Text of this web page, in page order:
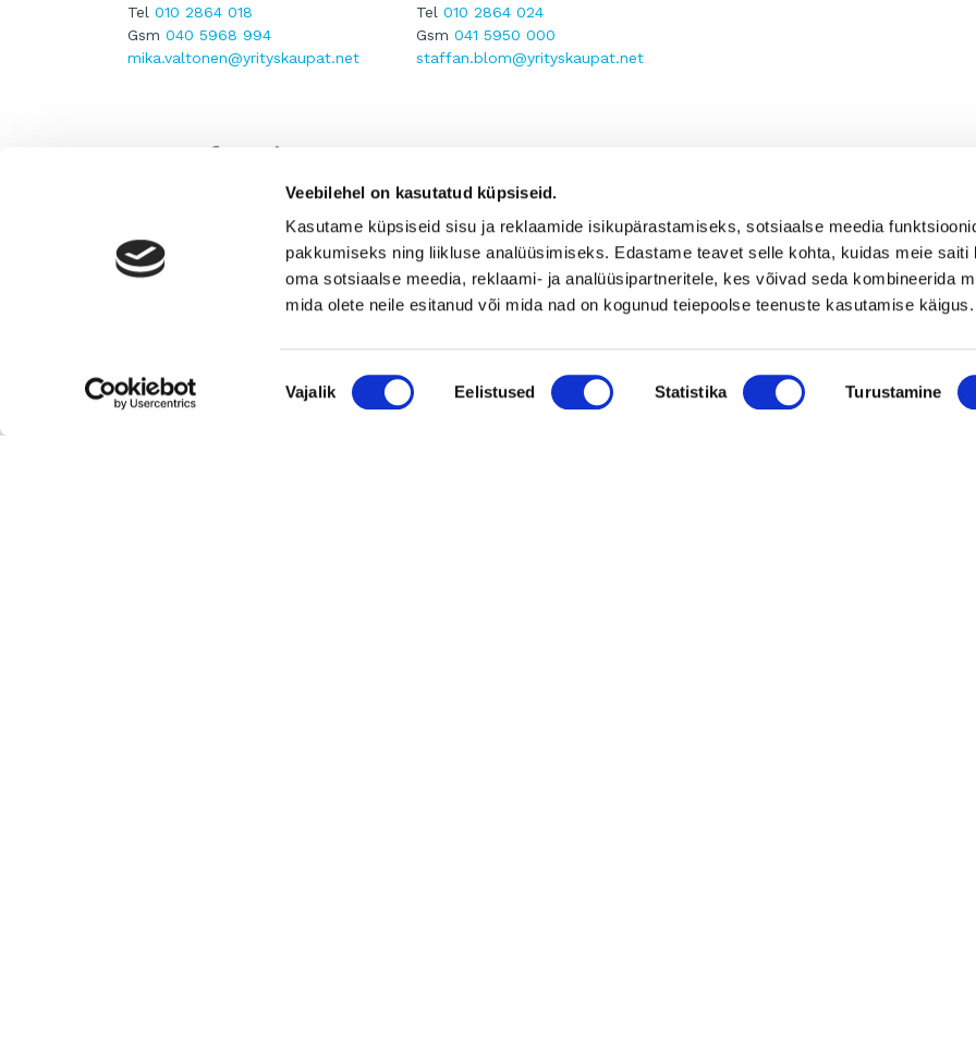
Veebilehel on kasutatud küpsiseid.
Kasutame küpsiseid sisu ja reklaamide isikupärastamiseks, sotsiaalse meedia
pakkumiseks ning liikluse analüüsimiseks. Edastame teavet selle kohta, kuidas meie saiti
oma sotsiaalse meedia, reklaami- ja analüüsipartneritele, kes võivad seda kombineerida
mida olete neile esitanud või mida nad on kogunud teiepoolse teenuste kasutamise käigus.
Nõusoleku
valik
Vajalik Eelistused Statistika Turustamine
Tel 010 2864 018
Gsm 040 5968 994
mika.valtonen@yrityskaupat.net
Tel 010 2864 024
Gsm 041 5950 000
staffan.blom@yrityskaupat.net
Seotud
Pika ajalooga transpordiettevõte, mis pakub täis-
Euroopa patendiga kaitstud uuenduslik ja suure